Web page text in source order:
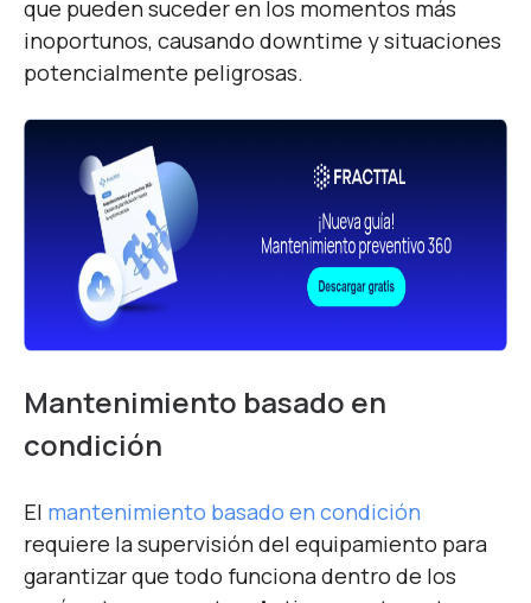
que pueden suceder en los momentos más
inoportunos, causando downtime y situaciones
potencialmente peligrosas.
Mantenimiento basado en
condición
El mantenimiento basado en condición
requiere la supervisión del equipamiento para
garantizar que todo funciona dentro de los